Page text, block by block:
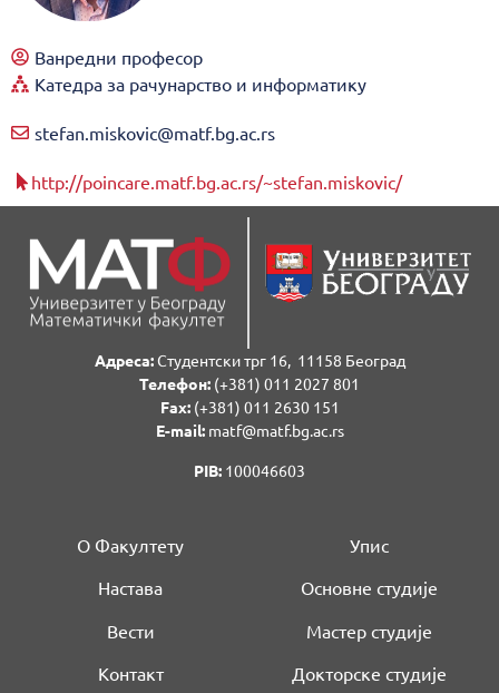
Ванредни професор
Катедра за рачунарство и информатику
stefan.miskovic@matf.bg.ac.rs
http://poincare.matf.bg.ac.rs/~stefan.miskovic/
Адреса:Студентски трг 16, 11158 Београд
Телефон: (+381) 011 2027 801
Fаx:(+381) 011 2630 151
E-mail:matf@matf.bg.ac.rs
PIB: 100046603
О Факултету
Настава
Вести
Контакт
Упис
Основне студије
Мастер студије
Докторске студије